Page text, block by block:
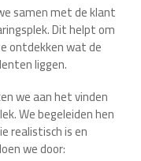
samen met de klant
Dit helpt om
ontdekken wat de
liggen.
we aan het vinden
We begeleiden hen
realistisch is en
we door: